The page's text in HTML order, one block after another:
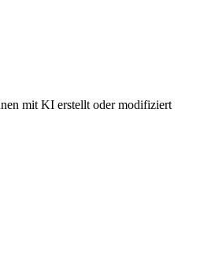
mit KI erstellt oder modifiziert